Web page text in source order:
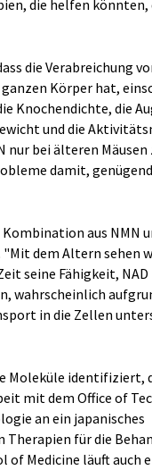
die helfen könnten,
die Verabreichung
Körper hat,
Knochendichte, die
und die
nur bei älteren Mäusen
damit,
aus NMN
dem Altern sehen
seine Fähigkeit,
wahrscheinlich
in die Zellen
Moleküle identifiziert,
mit dem Office of
an ein japanisches
Therapien für die
of Medicine läuft auch